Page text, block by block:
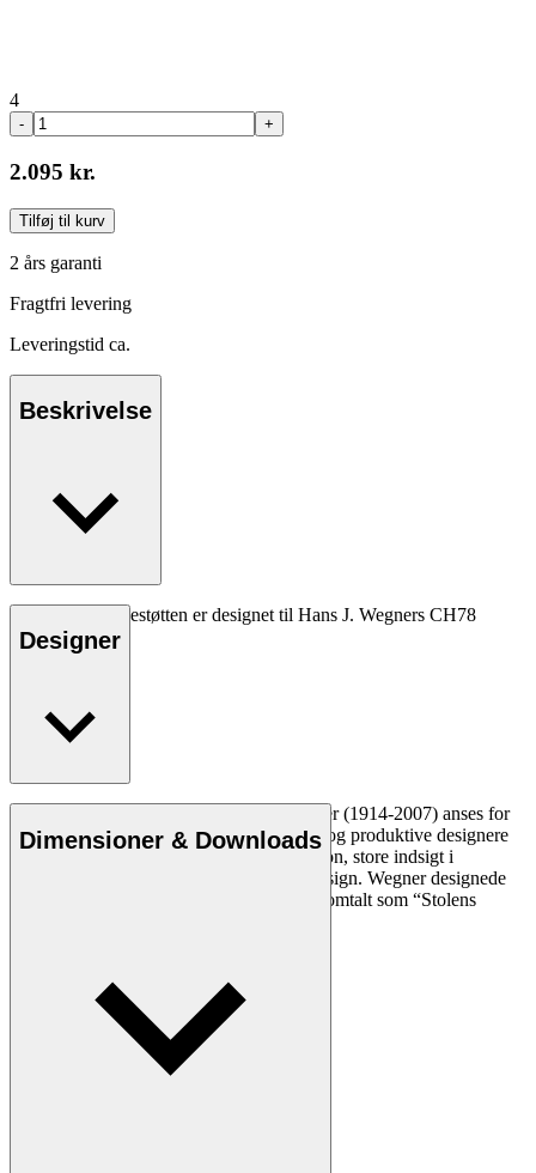
4
- +
2.095 kr.
Tilføj til kurv
2 års garanti
Fragtfri levering
Leveringstid ca.
Beskrivelse
CU CH78 nakkestøtten er designet til Hans J. Wegners CH78
Mama bear.
Designer
Den danske møbeldesigner Hans J. Wegner (1914-2007) anses for
at være en af de mest kreative, innovative og produktive designere
nogensinde. Han var kendt for sin præcision, store indsigt i
håndværk og kompromisløse tilgang til design. Wegner designede
næsten 500 stole i sin levetid og blev ofte omtalt som “Stolens
Dimensioner & Downloads